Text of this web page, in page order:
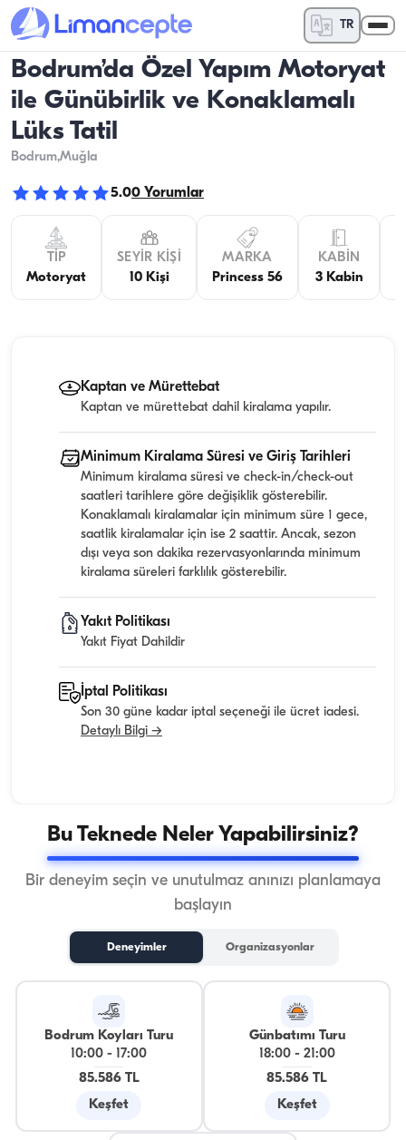
TR
Bodrum’da Özel Yapım Motoryat
ile Günübirlik ve Konaklamalı
Lüks Tatil
Bodrum,Muğla
5.00 Yorumlar
TIP
Motoryat
SEYIR KIŞI
10 Kişi
MARKA
Princess 56
KABIN
3 Kabin
Kaptan ve Mürettebat
Kaptan ve mürettebat dahil kiralama yapılır.
Minimum Kiralama Süresi ve Giriş Tarihleri
Minimum kiralama süresi ve check-in/check-out
saatleri tarihlere göre değişiklik gösterebilir.
Konaklamalı kiralamalar için minimum süre 1 gece,
saatlik kiralamalar için ise 2 saattir. Ancak, sezon
dışı veya son dakika rezervasyonlarında minimum
kiralama süreleri farklılık gösterebilir.
Yakıt Politikası
Yakıt Fiyat Dahildir
İptal Politikası
Son 30 güne kadar iptal seçeneği ile ücret iadesi.
Detaylı Bilgi →
Bu Teknede Neler Yapabilirsiniz?
Bir deneyim seçin ve unutulmaz anınızı planlamaya
başlayın
Deneyimler Organizasyonlar
Bodrum Koyları Turu
10:00 -
17:00
85.586 TL
Keşfet
Günbatımı Turu
18:00- 21:00
85.586 TL
Keşfet